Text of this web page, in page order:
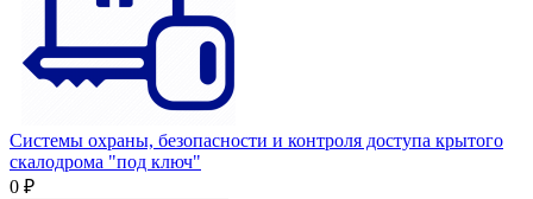
Системы охраны, безопасности и контроля доступа крытого
скалодрома "под ключ"
0 ₽